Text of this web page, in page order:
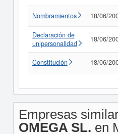
Nombramientos 18/06/
Declaración de
unipersonalidad
18/06/
Constitución 18/06/
Empresas
OMEGA SL. en